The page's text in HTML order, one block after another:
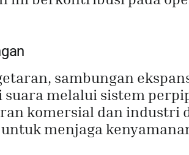
sambungan
melalui sistem
komersial dan industri
menjaga